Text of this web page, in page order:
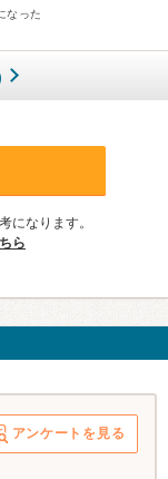
なった
になります。
ら
アンケートを見る